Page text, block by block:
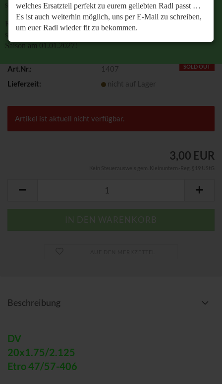
welches Ersatzteil perfekt zu eurem geliebten Radl passt …
Es ist auch weiterhin möglich, uns per E-Mail zu schreiben,
um euer Radl wieder fit zu bekommen.
Retrobike wünscht euch eine gesunde Radlzeit und freut
Saison am 01.01.2027!
schreiben, um euer Radl wieder fit zu bekommen.
Retrobike wünscht euch eine gesunde Radlzeit und freut
sich schon jetzt auf den gemeinsamen Start in die neue
Saison am 01.01.2027!
SOLD OUT
Art.Nr.:
1407
Lieferzeit:
nicht auf Lager
Artikel ist aktuell nicht verfügbar.
3,00 EUR
Beschreibung
DV
20x1.75/2.125
Etro 47/57-406